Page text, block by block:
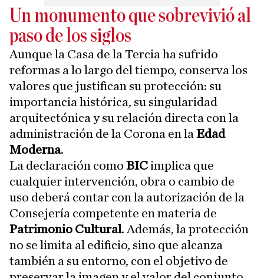
Un monumento que sobrevivió al
paso de los siglos
Aunque la Casa de la Tercia ha sufrido
reformas a lo largo del tiempo, conserva los
valores que justifican su protección: su
importancia histórica, su singularidad
arquitectónica y su relación directa con la
administración de la Corona en la Edad
Moderna.
La declaración como BICimplica que
cualquier intervención, obra o cambio de
uso deberá contar con la autorización de la
Consejería competente en materia de
Patrimonio Cultural. Además, la protección
no se limita al edificio, sino que alcanza
también a su entorno, con el objetivo de